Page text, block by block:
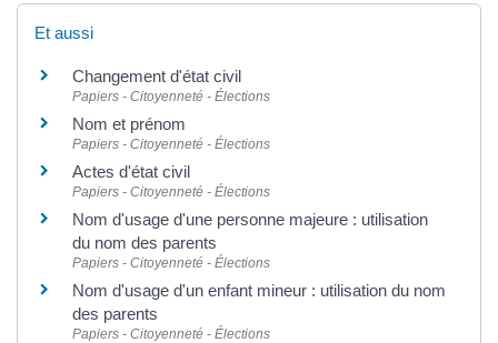
Et aussi
Changement d'état civil
Papiers - Citoyenneté - Élections
Nom et prénom
Papiers - Citoyenneté - Élections
Actes d'état civil
Papiers - Citoyenneté - Élections
Nom d'usage d'une personne majeure : utilisation
du nom des parents
Papiers - Citoyenneté - Élections
Nom d'usage d'un enfant mineur : utilisation du nom
des parents
Papiers - Citoyenneté - Élections